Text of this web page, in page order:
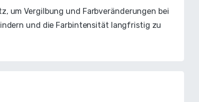
um Vergilbung und Farbveränderungen bei
und die Farbintensität langfristig zu